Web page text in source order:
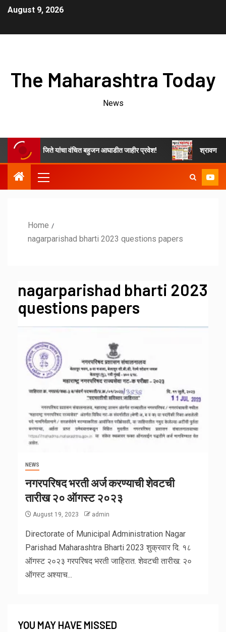
August 9, 2026
The Maharashtra Today
News
ओम नवनाथ जिते यांचा वंचित बहुजन आघाडीत जाहीर प्रवेश! श्रावण
Home
nagarparishad bharti 2023 questions papers
nagarparishad bharti 2023
questions papers
NEWS
नगरपरिषद भरती अर्ज करण्याची शेवटची
तारीख २० ऑगस्ट २०२३
August 19, 2023 admin
Directorate of Municipal Administration Nagar
Parishad Maharashtra Bharti 2023 शुक्रवार दि. १८
ऑगस्ट २०२३ गरपरिषद भरती जाहिरात. शेवटची तारीख: २०
ऑगस्ट अश्याच...
YOU MAY HAVE MISSED